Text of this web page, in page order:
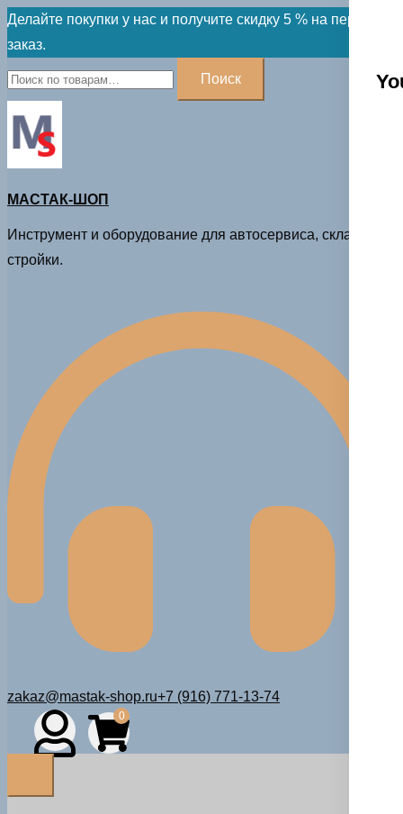
Skip
to
content
Делайте покупки у нас и получите скидку 5 % на первый
заказ.
Искать:
Поиск
МАСТАК-ШОП
Инструмент и оборудование для автосервиса, склада и
стройки.
zakaz@mastak-shop.ru+7 (916) 771-13-74
0